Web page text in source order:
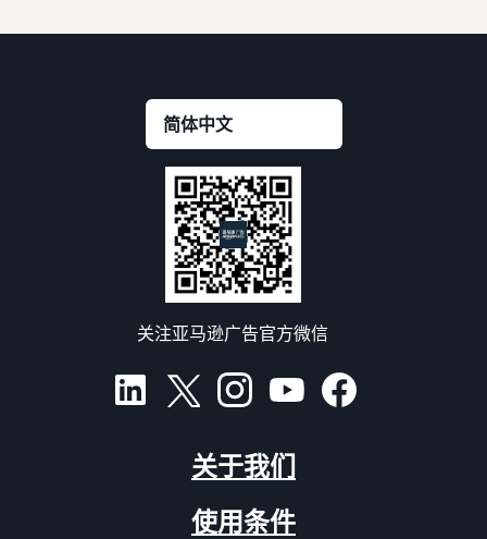
关注亚马逊广告官方微信
关于我们
使用条件